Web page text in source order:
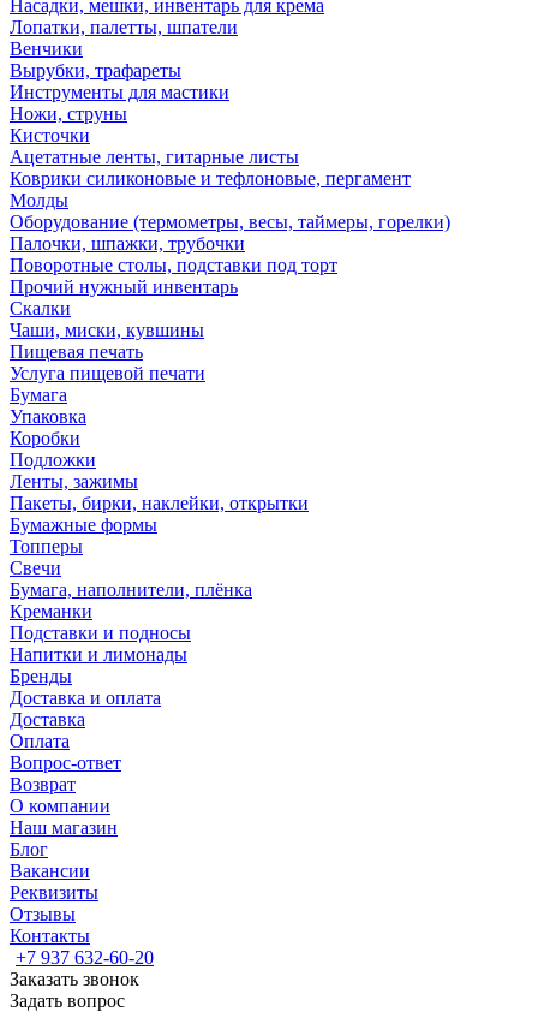
Насадки, мешки, инвентарь для крема
Лопатки, палетты, шпатели
Венчики
Вырубки, трафареты
Инструменты для мастики
Ножи, струны
Кисточки
Ацетатные ленты, гитарные листы
Коврики силиконовые и тефлоновые, пергамент
Молды
Оборудование (термометры, весы, таймеры, горелки)
Палочки, шпажки, трубочки
Поворотные столы, подставки под торт
Прочий нужный инвентарь
Скалки
Чаши, миски, кувшины
Пищевая печать
Услуга пищевой печати
Бумага
Упаковка
Коробки
Подложки
Ленты, зажимы
Пакеты, бирки, наклейки, открытки
Бумажные формы
Топперы
Свечи
Бумага, наполнители, плёнка
Креманки
Подставки и подносы
Напитки и лимонады
Бренды
Доставка и оплата
Доставка
Оплата
Вопрос-ответ
Возврат
О компании
Наш магазин
Блог
Вакансии
Реквизиты
Отзывы
Контакты
+7 937 632-60-20
Заказать звонок
Задать вопрос